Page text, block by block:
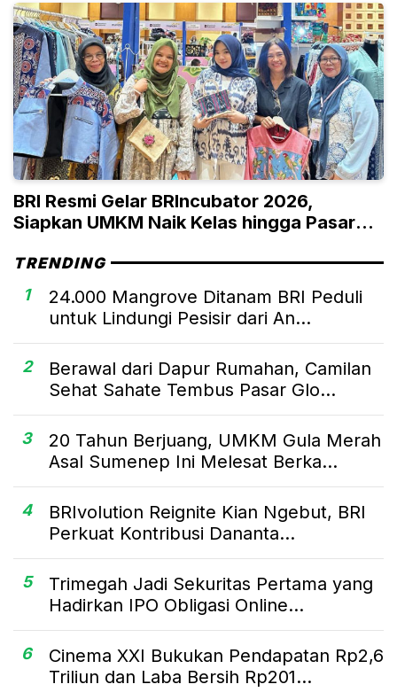
BRI Resmi Gelar BRIncubator 2026,
Siapkan UMKM Naik Kelas hingga Pasar
TRENDING
1
24.000 Mangrove Ditanam BRI Peduli
untuk Lindungi Pesisir dari An...
2
Berawal dari Dapur Rumahan, Camilan
Sehat Sahate Tembus Pasar Glo...
3
20 Tahun Berjuang, UMKM Gula Merah
Asal Sumenep Ini Melesat Berka...
4
BRIvolution Reignite Kian Ngebut, BRI
Perkuat Kontribusi Dananta...
5
Trimegah Jadi Sekuritas Pertama yang
Hadirkan IPO Obligasi Online...
6
Cinema XXI Bukukan Pendapatan Rp2,6
Triliun dan Laba Bersih Rp201...